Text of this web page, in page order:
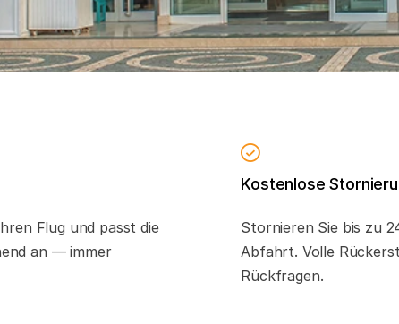
Flug und passt die
an — immer
Kostenlose
Stornieren Sie bis zu
Abfahrt. Volle
Rückfragen.